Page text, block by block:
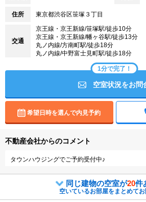
住所 東京都渋谷区笹塚３丁目
交通
京王線・京王新線/笹塚駅/徒歩10分
京王線・京王新線/幡ヶ谷駅/徒歩13分
丸ノ内線/方南町駅/徒歩18分
丸ノ内線/中野富士見町駅/徒歩18分
1分で完了！
空室状況をお問
希望日時を選んで内見予約
不動産会社からのコメント
タウンハウジングでご予約受付中♪
同じ建物の空室が20件
空いているお部屋をまとめてお